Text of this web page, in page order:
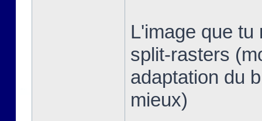
L'image que
split-rasters
adaptation du
mieux)